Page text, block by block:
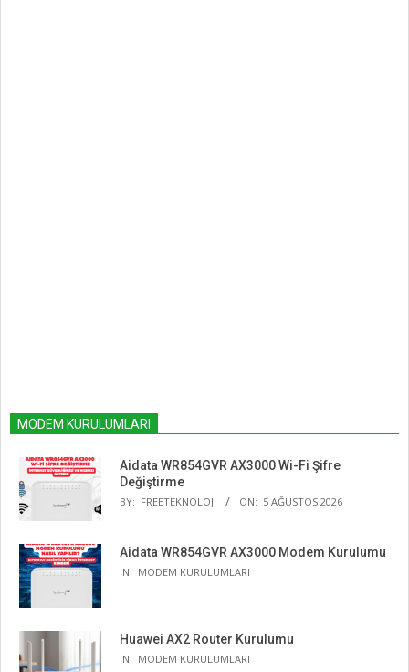
MODEM KURULUMLARI
Aidata WR854GVR AX3000 Wi-Fi Şifre
Değiştirme
BY: FREETEKNOLOJI ON: 5 AĞUSTOS 2026
Aidata WR854GVR AX3000 Modem Kurulumu
IN: MODEM KURULUMLARI
Huawei AX2 Router Kurulumu
IN: MODEM KURULUMLARI